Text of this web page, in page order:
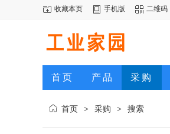
收藏本页 手机版 二维码
首页 产品 采购
首页 > 采购 > 搜索